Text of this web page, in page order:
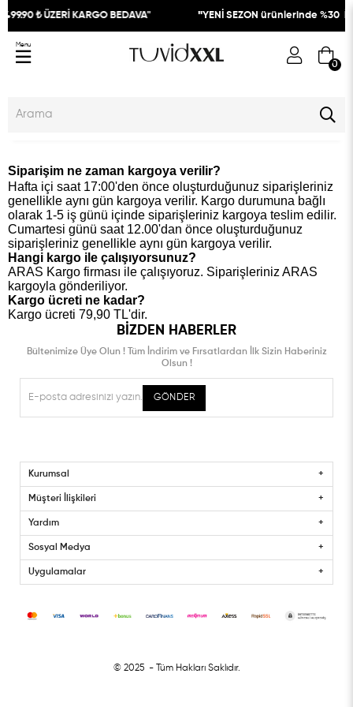
₺ ÜZERİ KARGO BEDAVA" "YENİ SEZON ürünlerinde %30
0
Menu
Siparişim ne zaman kargoya verilir?
Hafta içi saat 17:00'den önce oluşturduğunuz siparişleriniz
genellikle aynı gün kargoya verilir. Kargo durumuna bağlı
olarak 1-5 iş günü içinde siparişleriniz kargoya teslim edilir.
Cumartesi günü saat 12.00'dan önce oluşturduğunuz
siparişleriniz genellikle aynı gün kargoya verilir.
Hangi kargo ile çalışıyorsunuz?
ARAS Kargo firması ile çalışıyoruz. Siparişleriniz ARAS
kargoyla gönderiliyor.
Kargo ücreti ne kadar?
Kargo ücreti 79,90 TL'dir.
BIZDEN HABERLER
Bültenimize Üye Olun ! Tüm İndirim ve Fırsatlardan İlk Sizin Haberiniz
Olsun !
GÖNDER
Kurumsal
Müşteri İlişkileri
Yardım
Sosyal Medya
Uygulamalar
© 2025 - Tüm Hakları Saklıdır.